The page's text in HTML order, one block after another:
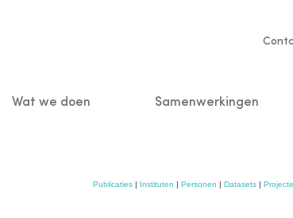
Wat we doen Samenwerkingen
Publicaties| Instituten | Personen | Datasets|